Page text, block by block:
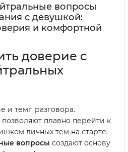
вопросы
с девушкой:
и комфортной
доверие с
и темп разговора.
плавно перейти к
личных тем на старте.
вопросы создают основу